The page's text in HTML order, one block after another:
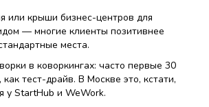
или крыши бизнес-центров для
— многие клиенты позитивнее
места.
в коворкингах: часто первые 30
тест-драйв. В Москве это, кстати,
у StartHub и WeWork.